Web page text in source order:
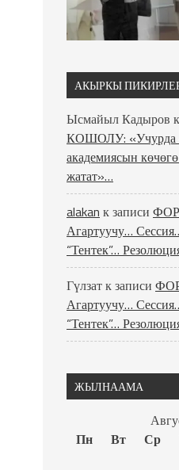
АКЫРКЫ
Ысмайыл Кадыров
КОШОЛУ: «Учурда
академиясын
жатат»…
alakan к записи
Агартуучу…
“Тентек”…
Гүлзатк записи
Агартуучу…
“Тентек”…
ЖЫЛНААМА
Пн
Вт Ср